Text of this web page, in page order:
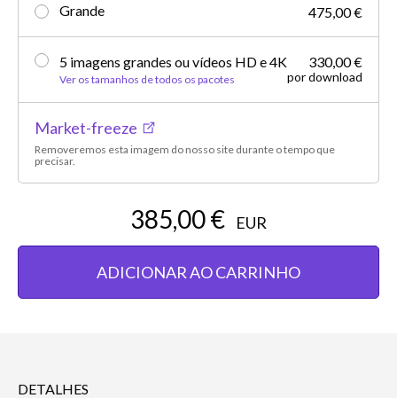
Grande 475,00 €
5 imagens grandes ou vídeos HD e 4K
Ver os tamanhos de todos os pacotes
330,00 €
por download
Market-freeze
Removeremos esta imagem do nosso site durante o tempo que
precisar.
385,00 € EUR
ADICIONAR AO CARRINHO
DETALHES